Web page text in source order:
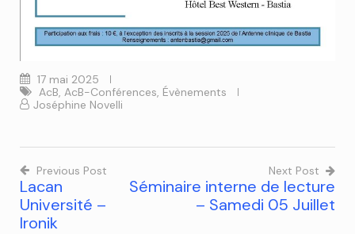
17 mai 2025
AcB, AcB-Conférences, Évènements
Joséphine Novelli
Previous Post
Lacan
Université –
Ironik
Next Post
Séminaire interne de lecture
– Samedi 05 Juillet